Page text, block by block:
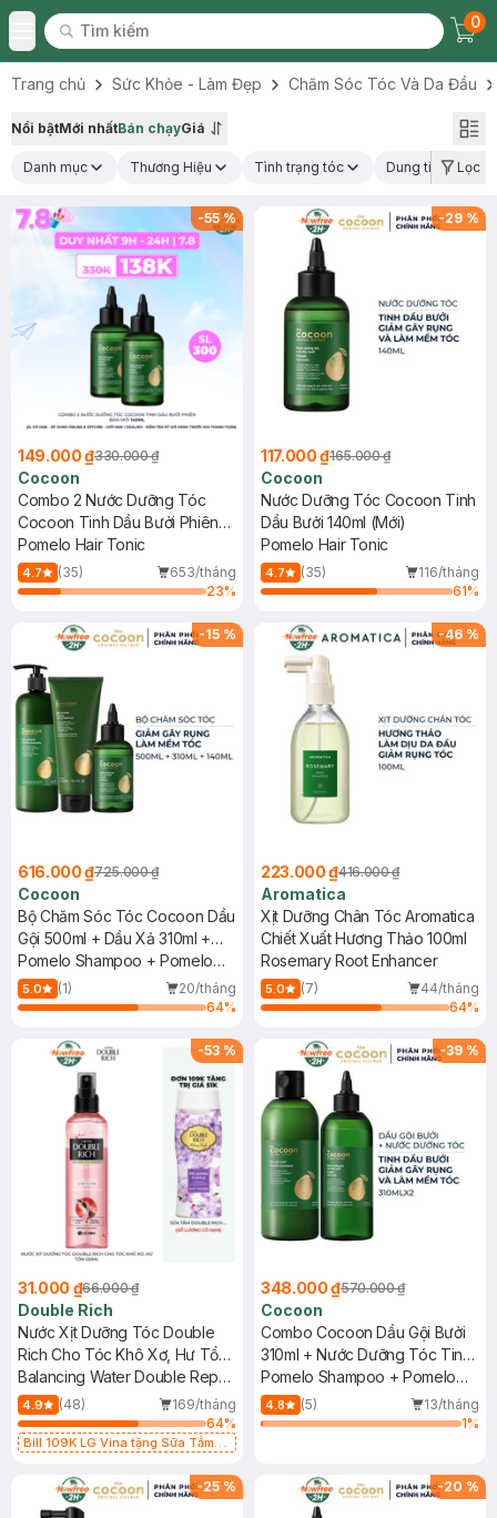
Toggle Menu
Tìm kiếm
Tìm kiếm
0
Trang chủ Sức Khỏe - Làm Đẹp Chăm Sóc Tóc Và Da Đầu
Nổi bậtMới nhấtBán chạyGiá
Danh mục Thương Hiệu Tình trạng tóc Dung tích Lọc
-55%
149.000 ₫330.000 ₫
Cocoon
Combo 2 Nước Dưỡng Tóc
Cocoon Tinh Dầu Bưởi Phiên
Bản Mới 140ml
Pomelo Hair Tonic
4.7 (35)
653/tháng
23%
-29 %
117.000 ₫165.000 ₫
Cocoon
Nước Dưỡng Tóc Cocoon Tinh
Dầu Bưởi 140ml (Mới)
Pomelo Hair Tonic
4.7 (35)
116/tháng
61%
-15 %
616.000 ₫725.000 ₫
Cocoon
Bộ Chăm Sóc Tóc Cocoon Dầu
Gội 500ml + Dầu Xả 310ml +
Nước Dưỡng Tóc Tinh Dầu
Bưởi 140ml
Pomelo Shampoo + Pomelo
Hair Conditioner + Pomelo Hair
Tonic
5.0 (1)
20/tháng
64%
-46 %
223.000 ₫416.000 ₫
Aromatica
Xịt Dưỡng Chân Tóc Aromatica
Chiết Xuất Hương Thảo 100ml
Rosemary Root Enhancer
5.0 (7)
44/tháng
64%
-53 %
31.000 ₫66.000 ₫
Double Rich
Nước Xịt Dưỡng Tóc Double
Rich Cho Tóc Khô Xơ, Hư Tổn
120ml
Balancing Water Double Repair
UV Protection
4.9 (48)
169/tháng
64%
Bill 109K LG Vina tặng Sữa Tắm
(SL có hạn)
-39 %
348.000 ₫570.000 ₫
Cocoon
Combo Cocoon Dầu Gội Bưởi
310ml + Nước Dưỡng Tóc Tinh
Dầu Bưởi 310ml
Pomelo Shampoo + Pomelo
Hair Tonic
4.8 (5)
13/tháng
1%
-25 % -20 %